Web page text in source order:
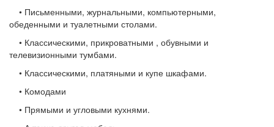
• Письменными, журнальными, компьютерными,
обеденными и туалетными столами.
• Классическими, прикроватными , обувными и
телевизионными тумбами.
• Классическими, платяными и купе шкафами.
• Комодами
• Прямыми и угловыми кухнями.